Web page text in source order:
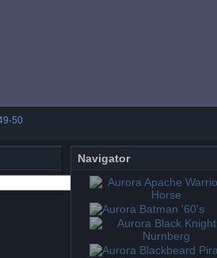
·50
Navigator